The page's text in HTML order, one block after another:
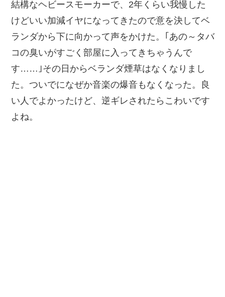
結構なヘビースモーカーで、2年くらい我慢した
けどいい加減イヤになってきたので意を決してベ
ランダから下に向かって声をかけた。｢あの～タバ
コの臭いがすごく部屋に入ってきちゃうんで
す……｣その日からベランダ煙草はなくなりまし
た。ついでになぜか音楽の爆音もなくなった。良
い人でよかったけど、逆ギレされたらこわいです
よね。